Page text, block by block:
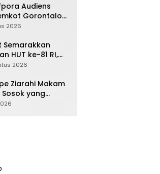
Audiens
Gorontalo
GKK 2026
2026
Semarakkan
HUT ke-81 RI,
Jadi Etalase
2026
Ziarahi Makam
Sosok yang
Hidup untuk